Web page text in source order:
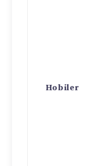
Hobiler